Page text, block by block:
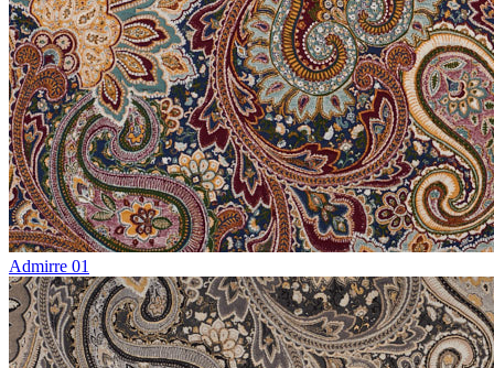
Admirre 01